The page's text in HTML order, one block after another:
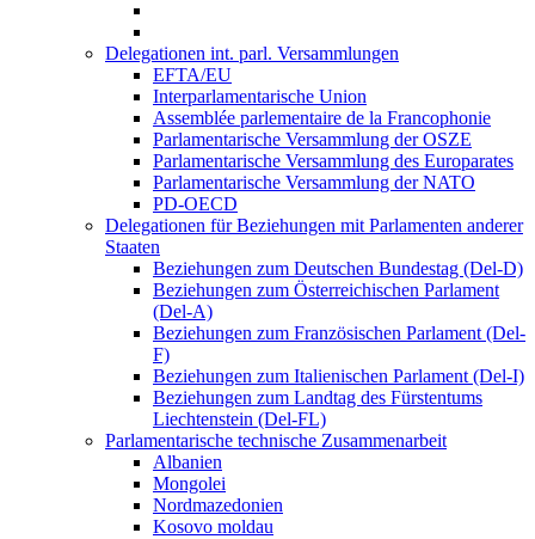
Delegationen int. parl. Versammlungen
EFTA/EU
Interparlamentarische Union
Assemblée parlementaire de la Francophonie
Parlamentarische Versammlung der OSZE
Parlamentarische Versammlung des Europarates
Parlamentarische Versammlung der NATO
PD-OECD
Delegationen für Beziehungen mit Parlamenten anderer
Staaten
Beziehungen zum Deutschen Bundestag (Del-D)
Beziehungen zum Österreichischen Parlament
(Del-A)
Beziehungen zum Französischen Parlament (Del-
F)
Beziehungen zum Italienischen Parlament (Del-I)
Beziehungen zum Landtag des Fürstentums
Liechtenstein (Del-FL)
Parlamentarische technische Zusammenarbeit
Albanien
Mongolei
Nordmazedonien
Kosovo moldau